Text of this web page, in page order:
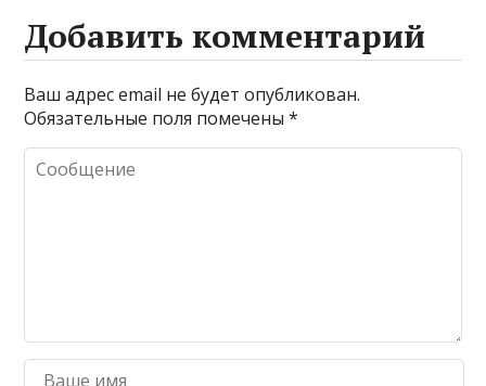
Добавить комментарий
Ваш адрес email не будет опубликован.
Обязательные поля помечены*